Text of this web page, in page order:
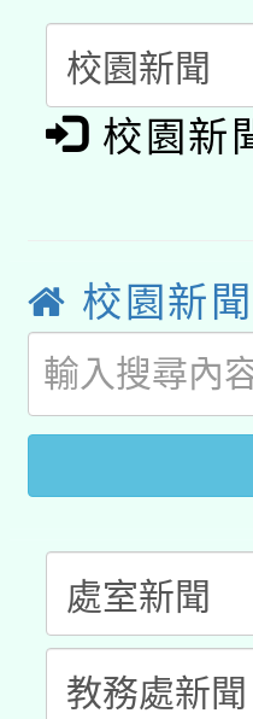
暨閱讀
科技賦
礎課程
A3數位
「數位
薪期間
業技術
用水績
115年8
桃園市
開 智
2026年
校園新
校園新